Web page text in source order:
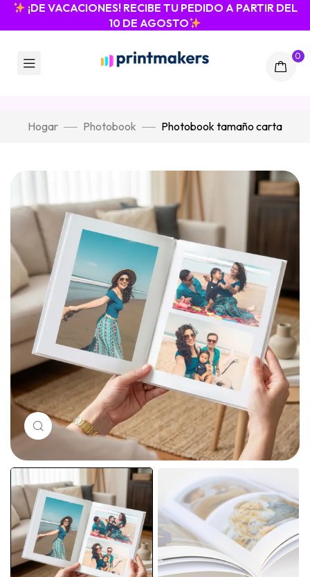
¡DE VACACIONES! RECIBE TU PEDIDO A PARTIR DEL
10 DE AGOSTO
0
Hogar Photobook Photobook tamaño carta
Haz clic para ampliar